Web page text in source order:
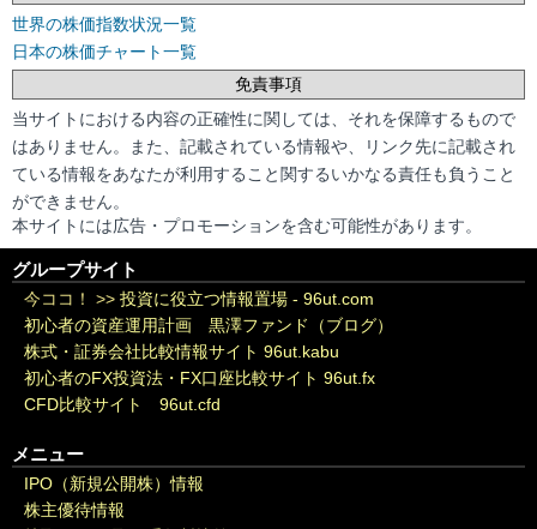
世界の株価指数状況一覧
日本の株価チャート一覧
免責事項
当サイトにおける内容の正確性に関しては、それを保障するもので
はありません。また、記載されている情報や、リンク先に記載され
ている情報をあなたが利用すること関するいかなる責任も負うこと
ができません。
本サイトには広告・プロモーションを含む可能性があります。
グループサイト
今ココ！ >> 投資に役立つ情報置場 - 96ut.com
初心者の資産運用計画 黒澤ファンド（ブログ）
株式・証券会社比較情報サイト 96ut.kabu
初心者のFX投資法・FX口座比較サイト 96ut.fx
CFD比較サイト 96ut.cfd
メニュー
IPO（新規公開株）情報
株主優待情報